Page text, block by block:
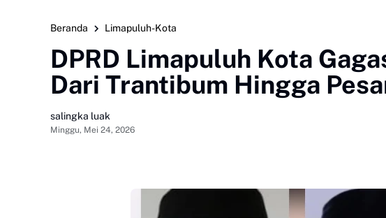
Beranda Limapuluh-Kota
DPRD Limapuluh Kota
Dari Trantibum Hingga
salingka luak
Minggu, Mei 24, 2026